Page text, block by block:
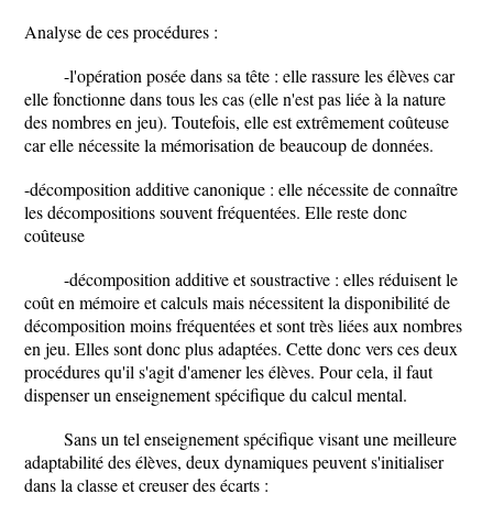
Analyse de ces procédures :
-l'opération posée dans sa tête : elle rassure les élèves car
elle fonctionne dans tous les cas (elle n'est pas liée à la nature
des nombres en jeu). Toutefois, elle est extrêmement coûteuse
car elle nécessite la mémorisation de beaucoup de données.
-décomposition additive canonique : elle nécessite de connaître
les décompositions souvent fréquentées. Elle reste donc
coûteuse
-décomposition additive et soustractive : elles réduisent le
coût en mémoire et calculs mais nécessitent la disponibilité de
décomposition moins fréquentées et sont très liées aux nombres
en jeu. Elles sont donc plus adaptées. Cette donc vers ces deux
procédures qu'il s'agit d'amener les élèves. Pour cela, il faut
dispenser un enseignement spécifique du calcul mental.
Sans un tel enseignement spécifique visant une meilleure
adaptabilité des élèves, deux dynamiques peuvent s'initialiser
dans la classe et creuser des écarts :